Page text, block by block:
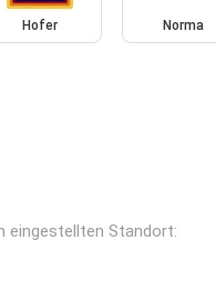
Hofer Norma
eingestellten Standort: